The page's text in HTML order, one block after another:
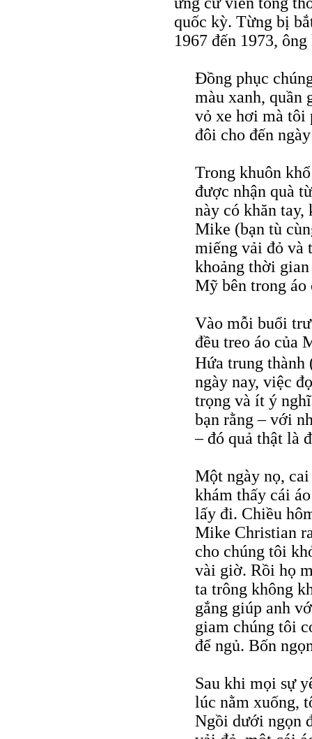
quốc kỳ. Từng bị
1967 đến 1973, ông
Đồng phục
màu xanh, quần
vỏ xe hơi mà tôi
đôi cho đến
Trong khuôn
được nhận quà
này có khăn tay,
Mike (bạn tù
miếng vải đỏ và
khoảng thời
Mỹ bên trong áo
Vào mỗi buổi
đều treo áo của
Hứa trung
ngày nay, việc
trọng và ít ý
bạn rằng – với
– đó quả thật là
Một ngày nọ,
khám thấy cái
lấy đi. Chiều
Mike Christian
cho chúng tôi
vài giờ. Rồi họ
ta trông không
gắng giúp anh
giam chúng tôi
để ngủ. Bốn
Sau khi mọi sự
lúc nằm xuống,
Ngồi dưới ngọn